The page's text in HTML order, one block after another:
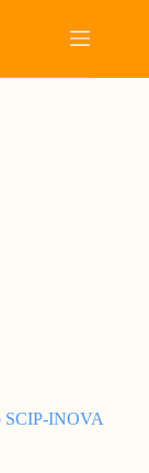
SCIP-INOVA